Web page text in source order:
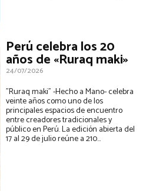
Perú celebra los 20
años de «Ruraq maki»
24/07/2026
"Ruraq maki" -Hecho a Mano- celebra
veinte años como uno de los
principales espacios de encuentro
entre creadores tradicionales y
público en Perú. La edición abierta del
17 al 29 de julio reúne a 210...